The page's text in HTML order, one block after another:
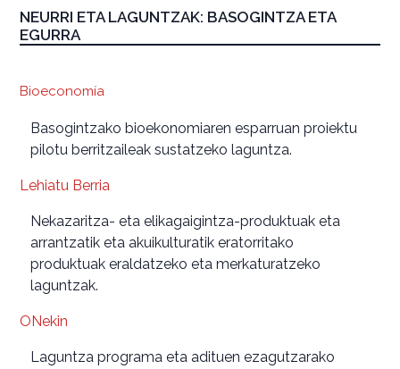
NEURRI ETA LAGUNTZAK: BASOGINTZA ETA
EGURRA
Bioeconomía
Basogintzako bioekonomiaren esparruan proiektu
pilotu berritzaileak sustatzeko laguntza.
Lehiatu Berria
Nekazaritza- eta elikagaigintza-produktuak eta
arrantzatik eta akuikulturatik eratorritako
produktuak eraldatzeko eta merkaturatzeko
laguntzak.
ONekin
Laguntza programa eta adituen ezagutzarako